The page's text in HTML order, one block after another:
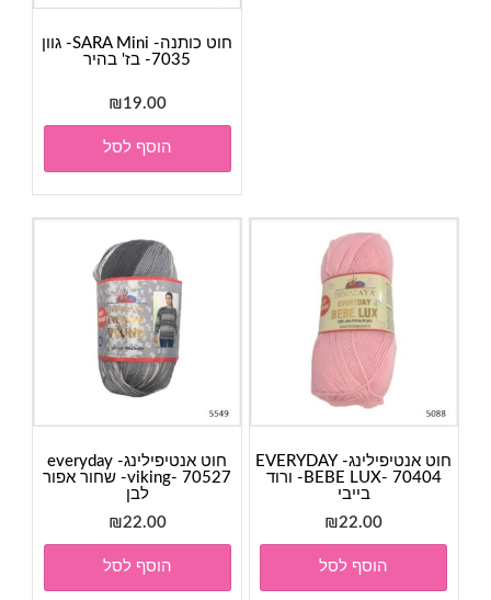
חוט כותנה- SARA Mini- גוון
7035- בז' בהיר
₪19.00
הוסף לסל
חוט אנטיפילינג- everyday
viking- 70527- שחור אפור
לבן
₪22.00
הוסף לסל
חוט אנטיפילינג- EVERYDAY
BEBE LUX- 70404- ורוד
בייבי
₪22.00
הוסף לסל